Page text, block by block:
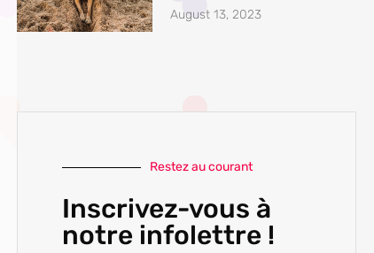
August 13, 2023
Restez au courant
Inscrivez-vous à
notre infolettre !